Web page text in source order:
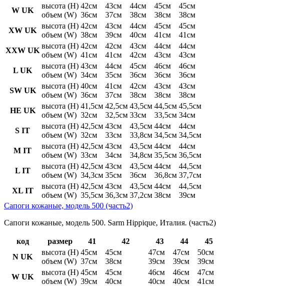
W UK
высота (H)
объем (W)
42см
36см
43см
37см
44см
38см
45см
38см
45см
38см
XW UK
высота (H)
объем (W)
42см
38см
43см
39см
44см
40см
45см
41см
45см
41см
XXW UK
высота (H)
объем (W)
42см
41см
42см
41см
43см
42см
44см
43см
44см
43см
L UK
высота (H)
объем (W)
43см
34см
44см
35см
45см
36см
46см
36см
46см
36см
SW UK
высота (H)
объем (W)
40см
36см
41см
37см
42см
38см
43см
38см
43см
38см
HE UK
высота (H)
объем (W)
41,5см
32см
42,5см
32,5см
43,5см
33см
44,5см
33,5см
45,5см
34см
S IT
высота (H)
объем (W)
42,5см
32см
43см
33см
43,5см
33,8см
44см
34,5см
44см
34,5см
M IT
высота (H)
объем (W)
42,5см
33см
43см
34см
43,5см
34,8см
44см
35,5см
44см
36,5см
L IT
высота (H)
объем (W)
42,5см
34,3см
43см
35см
43,5см
36см
44см
36,8см
44,5см
37,7см
XL IT
высота (H)
объем (W)
42,5см
35,5см
43см
36,3см
43,5см
37,2см
44см
38см
44,5см
39см
Сапоги кожаные, модель 500 (часть2)
Сапоги кожаные, модель 500. Sarm Hippique, Италия. (часть2)
код размер 41 42 43 44
45
N UK
высота (H)
объем (W)
45см
37см
45см
38см
47см
39см
47см
39см
50см
39см
W UK
высота (H)
объем (W)
45см
39см
45см
40см
46см
40см
46см
40см
47см
41см